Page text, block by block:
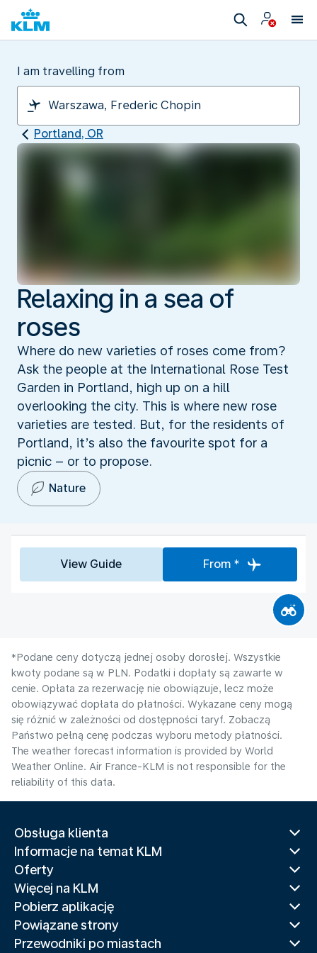
I am travelling from
Portland, OR
Relaxing in a sea of
roses
Where do new varieties of roses come from?
Ask the people at the International Rose Test
Garden in Portland, high up on a hill
overlooking the city. This is where new rose
varieties are tested. But, for the residents of
Portland, it’s also the favourite spot for a
picnic – or to propose.
Nature
View Guide From *
*Podane ceny dotyczą jednej osoby dorosłej. Wszystkie
kwoty podane są w PLN. Podatki i dopłaty są zawarte w
cenie. Opłata za rezerwację nie obowiązuje, lecz może
obowiązywać dopłata do płatności. Wykazane ceny mogą
się różnić w zależności od dostępności taryf. Zobaczą
Państwo pełną cenę podczas wyboru metody płatności.
The weather forecast information is provided by World
Weather Online. Air France-KLM is not responsible for the
reliability of this data.
Obsługa klienta
Informacje na temat KLM
Oferty
Więcej na KLM
Pobierz aplikację
Powiązane strony
Przewodniki po miastach